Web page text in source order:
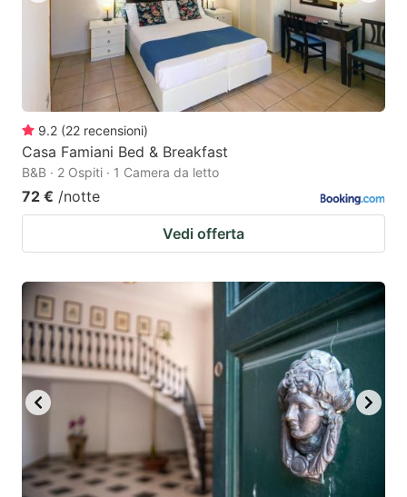
9.2 (22 recensioni)
Casa Famiani Bed & Breakfast
B&B · 2 Ospiti · 1 Camera da letto
72 € /notte
Vedi offerta